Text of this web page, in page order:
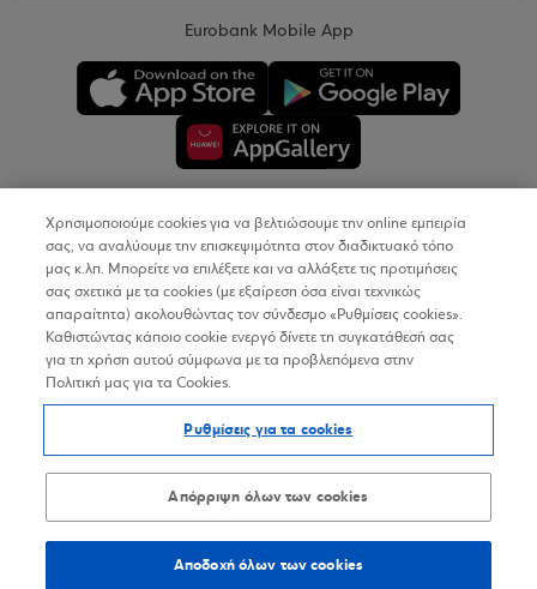
Eurobank Mobile App
Copyright © 2026
Όροι Χρήσης
Προσωπικά Δεδομένα στον Διαδικτυακό Τόπο
Δήλωση Προσβασιμότητας
Sitemap
Χρησιμοποιούμε cookies για να βελτιώσουμε την online εμπειρία
σας, να αναλύουμε την επισκεψιμότητα στον διαδικτυακό τόπο
μας κ.λπ. Μπορείτε να επιλέξετε και να αλλάξετε τις προτιμήσεις
σας σχετικά με τα cookies (με εξαίρεση όσα είναι τεχνικώς
απαραίτητα) ακολουθώντας τον σύνδεσμο «Ρυθμίσεις cookies».
Καθιστώντας κάποιο cookie ενεργό δίνετε τη συγκατάθεσή σας
για τη χρήση αυτού σύμφωνα με τα προβλεπόμενα στην
Πολιτική μας για τα Cookies.
Ρυθμίσεις για τα cookies
Απόρριψη όλων των cookies
Αποδοχή όλων των cookies